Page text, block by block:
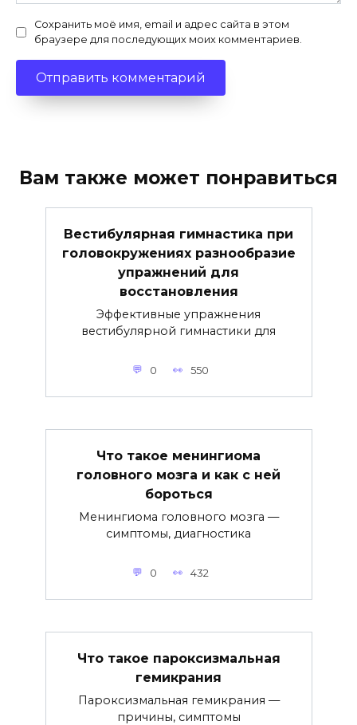
Сохранить моё имя, email и адрес сайта в этом
браузере для последующих моих комментариев.
Вам также может понравиться
Вестибулярная гимнастика при
головокружениях разнообразие
упражнений для
восстановления
Эффективные упражнения
вестибулярной гимнастики для
0 550
Что такое менингиома
головного мозга и как с ней
бороться
Менингиома головного мозга —
симптомы, диагностика
0 432
Что такое пароксизмальная
гемикрания
Пароксизмальная гемикрания —
причины, симптомы